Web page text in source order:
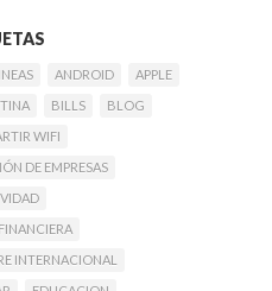
ANDROID
APPLE
BILLS
BLOG
WIFI
DE EMPRESAS
INTERNACIONAL